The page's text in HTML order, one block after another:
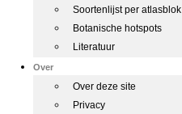
Soortenlijst per atlasblok
Botanische hotspots
Literatuur
Over
Over deze site
Privacy